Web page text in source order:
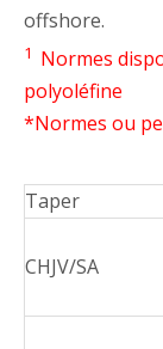
offshore.
1 Normes
polyoléfine
*Normes ou
Taper
CHJV/SA